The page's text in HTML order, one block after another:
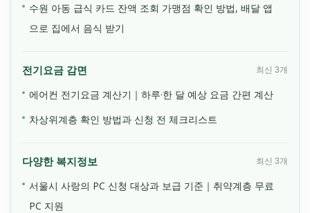
수원 아동 급식 카드 잔액 조회 가맹점 확인 방법, 배달 앱
으로 집에서 음식 받기
전기요금 감면 최신 3개
에어컨 전기요금 계산기｜하루·한 달 예상 요금 간편 계산
차상위계층 확인 방법과 신청 전 체크리스트
다양한 복지정보 최신 3개
서울시 사랑의 PC 신청 대상과 보급 기준｜취약계층 무료
PC 지원